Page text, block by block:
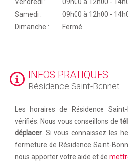
Vendredi :
09h00 à 12h00 -
Samedi :
09h00 à 12h00 -
Dimanche :
Fermé
INFOS PRATIQUES
Résidence Saint-Bonnet
Les horaires de Résidence
vérifiés. Nous vous conseillons de
déplacer. Si vous connaissez les
fermeture de Résidence Saint-
nous apporter votre aide et de